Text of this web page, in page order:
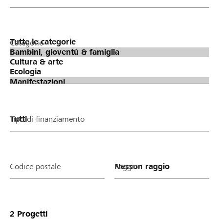
Categorie
Tipo di finanziamento
Codice postale Raggio
2 Progetti